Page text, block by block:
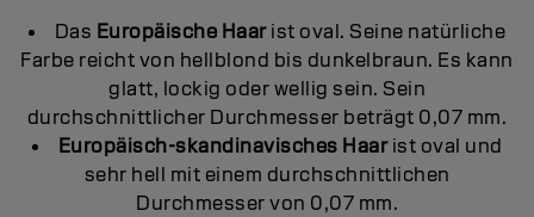
Das Europäische Haarist oval. Seine natürliche
Farbe reicht von hellblond bis dunkelbraun. Es kann
glatt, lockig oder wellig sein. Sein
durchschnittlicher Durchmesser beträgt 0,07 mm.
Europäisch-skandinavisches Haarist oval und
sehr hell mit einem durchschnittlichen
Durchmesser von 0,07 mm.